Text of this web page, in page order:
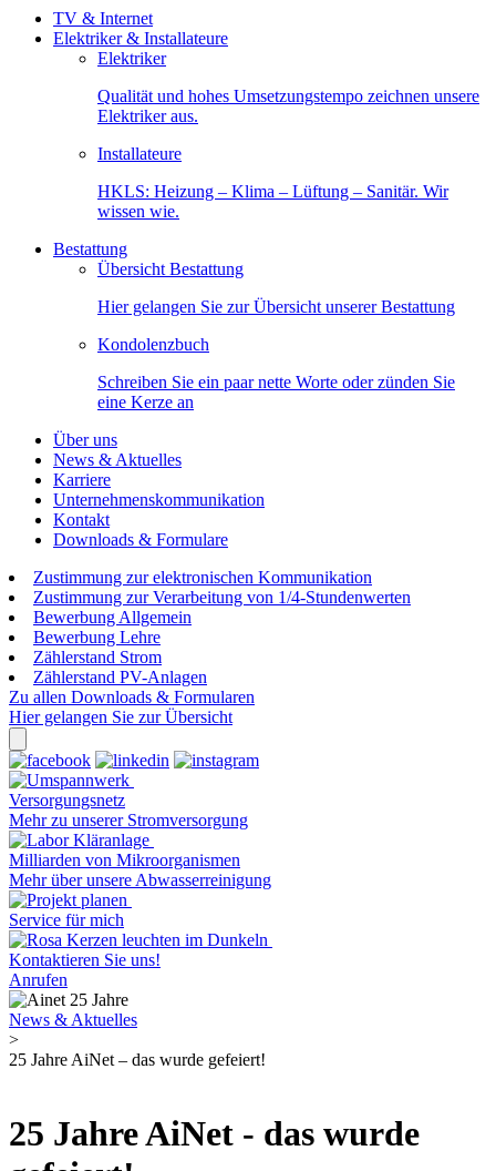
TV & Internet
Elektriker & Installateure
Elektriker
Qualität und hohes Umsetzungstempo zeichnen unsere
Elektriker aus.
Installateure
HKLS: Heizung – Klima – Lüftung – Sanitär. Wir
wissen wie.
Bestattung
Übersicht Bestattung
Hier gelangen Sie zur Übersicht unserer Bestattung
Kondolenzbuch
Schreiben Sie ein paar nette Worte oder zünden Sie
eine Kerze an
Über uns
News & Aktuelles
Karriere
Unternehmenskommunikation
Kontakt
Downloads & Formulare
Zustimmung zur elektronischen Kommunikation
Zustimmung zur Verarbeitung von 1/4-Stundenwerten
Bewerbung Allgemein
Bewerbung Lehre
Zählerstand Strom
Zählerstand PV-Anlagen
Zu allen Downloads & Formularen
Hier gelangen Sie zur Übersicht
Versorgungsnetz
Mehr zu unserer Stromversorgung
Milliarden von Mikroorganismen
Mehr über unsere Abwasserreinigung
Service für mich
Kontaktieren Sie uns!
Anrufen
News & Aktuelles
>
25 Jahre AiNet – das wurde gefeiert!
25 Jahre AiNet - das wurde